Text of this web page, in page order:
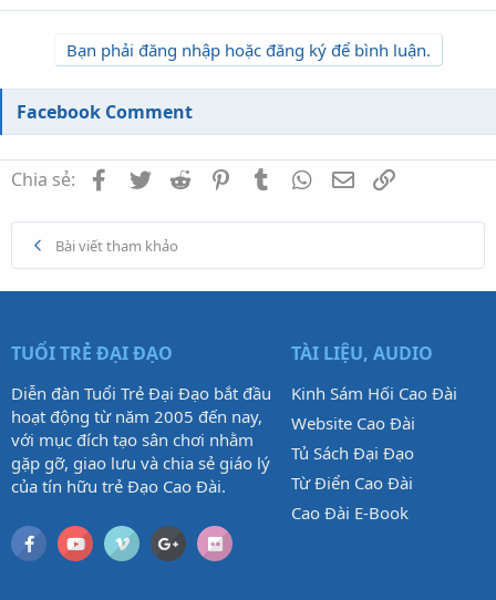
Bạn phải đăng nhập hoặc đăng ký để bình luận.
Facebook Comment
Chia sẻ: Facebook
TwitterReddit PinterestTumblrWhatsApp
Email
Bài viết tham khảo
TUỔI TRẺ ĐẠI ĐẠO
Diễn đàn Tuổi Trẻ Đại Đạo bắt đầu
hoạt động từ năm 2005 đến nay,
với mục đích tạo sân chơi nhằm
gặp gỡ, giao lưu và chia sẻ giáo lý
của tín hữu trẻ Đạo Cao Đài.
TÀI LIỆU, AUDIO
Kinh Sám Hối Cao Đài
Website Cao Đài
Tủ Sách Đại Đạo
Từ Điển Cao Đài
Cao Đài E-Book